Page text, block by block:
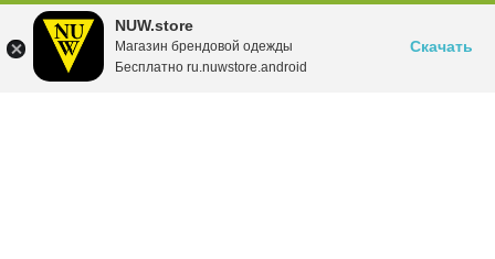
NUW.store
Магазин брендовой одежды
Бесплатно ru.nuwstore.android
Скачать